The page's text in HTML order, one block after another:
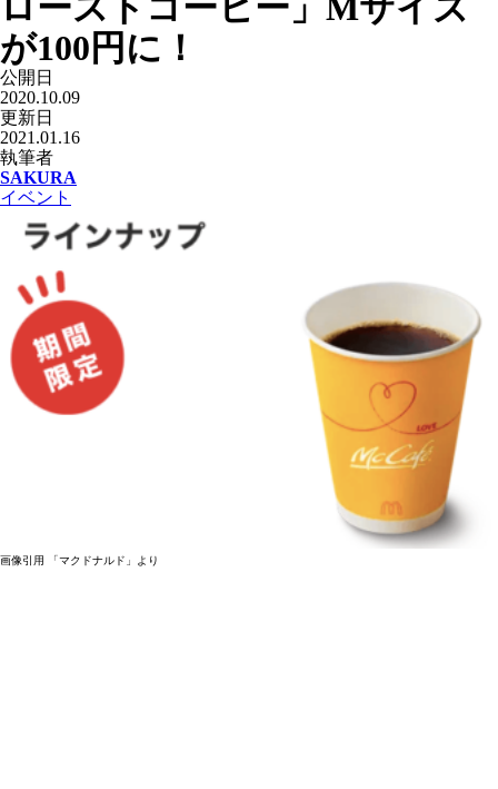
が100円に！
公開日
2020.10.09
更新日
2021.01.16
執筆者
SAKURA
イベント
画像引用 「マクドナルド」より